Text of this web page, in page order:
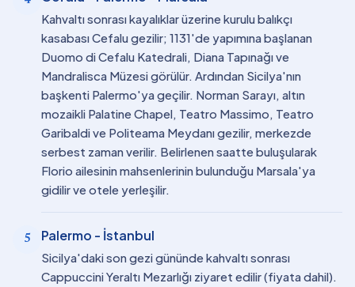
Kahvaltı sonrası kayalıklar üzerine kurulu balıkçı
kasabası Cefalu gezilir; 1131'de yapımına başlanan
Duomo di Cefalu Katedrali, Diana Tapınağı ve
Mandralisca Müzesi görülür. Ardından Sicilya'nın
başkenti Palermo'ya geçilir. Norman Sarayı, altın
mozaikli Palatine Chapel, Teatro Massimo, Teatro
Garibaldi ve Politeama Meydanı gezilir, merkezde
serbest zaman verilir. Belirlenen saatte buluşularak
Florio ailesinin mahsenlerinin bulunduğu Marsala'ya
gidilir ve otele yerleşilir.
5 Palermo - İstanbul
Sicilya'daki son gezi gününde kahvaltı sonrası
Cappuccini Yeraltı Mezarlığı ziyaret edilir (fiyata dahil).